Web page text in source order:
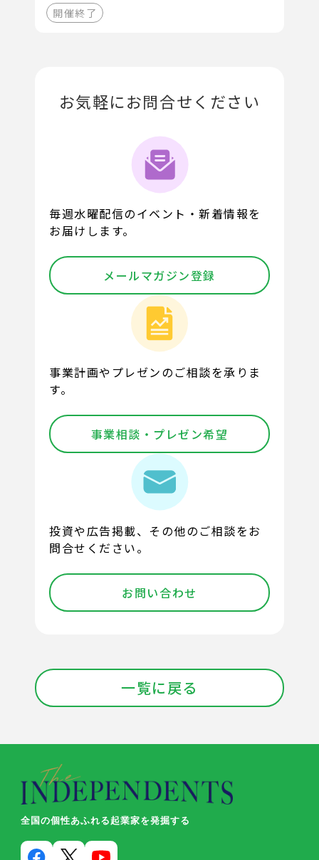
開催終了
お気軽にお問合せください
毎週水曜配信のイベント・新着情報を
お届けします。
メールマガジン登録
事業計画やプレゼンのご相談を承りま
す。
事業相談・プレゼン希望
投資や広告掲載、その他のご相談をお
問合せください。
お問い合わせ
一覧に戻る
全国の個性あふれる起業家を発掘する